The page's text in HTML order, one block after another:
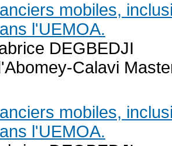
mobiles,
l'UEMOA.
DEGBEDJI
Calavi
mobiles,
l'UEMOA.